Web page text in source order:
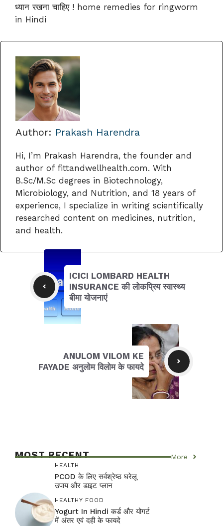
ध्यान रखना चाहिए ! home remedies for ringworm
in Hindi
Author: Prakash Harendra
Hi, I’m Prakash Harendra, the founder and
author of fittandwellhealth.com. With
B.Sc/M.Sc degrees in Biotechnology,
Microbiology, and Nutrition, and 18 years of
experience, I specialize in writing scientifically
researched content on medicines, nutrition,
and health.
ICICI LOMBARD HEALTH
INSURANCE की लोकप्रिय स्वास्थ्य
बीमा योजनाएं
ANULOM VILOM KE
FAYADE अनुलोम विलोम के फायदे
MOST RECENT More
HEALTH
PCOD के लिए सर्वश्रेष्ठ घरेलू
उपाय और डाइट प्लान
HEALTHY FOOD
Yogurt In Hindi कर्ड और योगर्ट
में अंतर एवं दही के फायदे